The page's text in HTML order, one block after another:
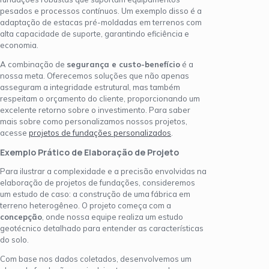
pesados e processos contínuos. Um exemplo disso é a
adaptação de estacas pré-moldadas em terrenos com
alta capacidade de suporte, garantindo eficiência e
economia.
A combinação de segurança e custo-benefício é a
nossa meta. Oferecemos soluções que não apenas
asseguram a integridade estrutural, mas também
respeitam o orçamento do cliente, proporcionando um
excelente retorno sobre o investimento. Para saber
mais sobre como personalizamos nossos projetos,
acesse projetos de fundações personalizados
Exemplo Prático de Elaboração de Projeto
Para ilustrar a complexidade e a precisão envolvidas na
elaboração de projetos de fundações, consideremos
um estudo de caso: a construção de uma fábrica em
terreno heterogêneo. O projeto começa com a
concepção , onde nossa equipe realiza um estudo
geotécnico detalhado para entender as características
do solo.
Com base nos dados coletados, desenvolvemos um